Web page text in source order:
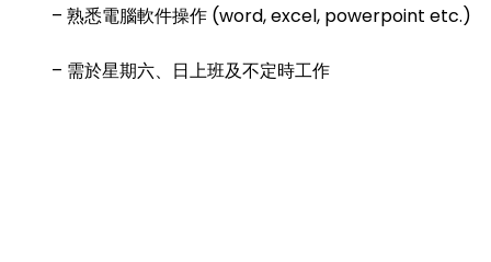
– 熟悉電腦軟件操作 (word, excel, powerpoint etc.)
– 需於星期六、日上班及不定時工作